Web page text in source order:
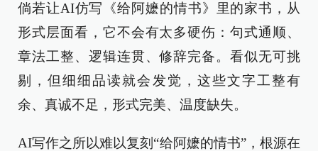
倘若让AI仿写《给阿嬷的情书》里的家书，从
形式层面看，它不会有太多硬伤：句式通顺、
章法工整、逻辑连贯、修辞完备。看似无可挑
剔，但细细品读就会发觉，这些文字工整有
余、真诚不足，形式完美、温度缺失。
AI写作之所以难以复刻“给阿嬷的情书”，根源在